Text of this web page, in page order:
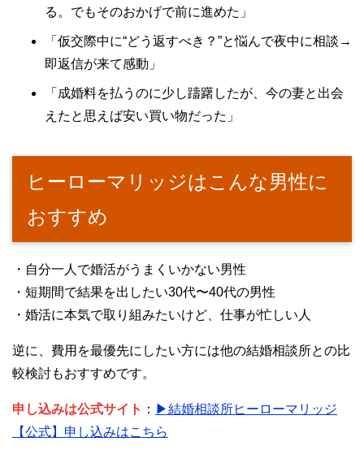
る。でもそのおかげで前に進めた」
「仮交際中に“どう返すべき？”と悩んで夜中に相談→
即返信が来て感動」
「成婚料を払うのに少し躊躇したが、今の妻と出会
えたと思えば安い買い物だった」
ヒーローマリッジはこんな男性に
おすすめ
・自分一人で婚活がうまくいかない男性
・短期間で結果を出したい30代〜40代の男性
・婚活に本気で取り組みたいけど、仕事が忙しい人
逆に、費用を最優先にしたい方には他の結婚相談所との比
較検討もおすすめです。
申し込みは公式サイト ： ▶結婚相談所ヒーローマリッジ
【公式】申し込みはこちら